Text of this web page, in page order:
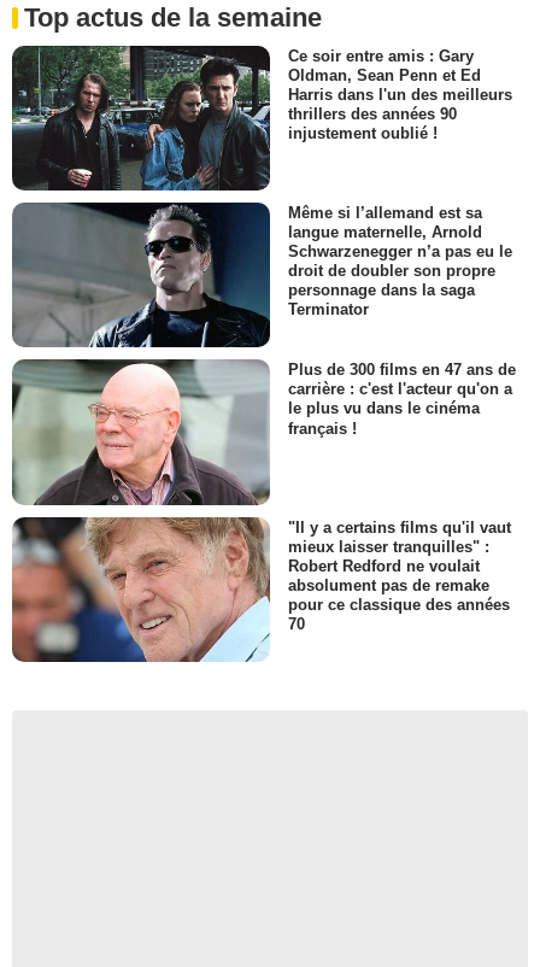
Top actus de la semaine
Ce soir entre amis : Gary
Oldman, Sean Penn et Ed
Harris dans l'un des meilleurs
thrillers des années 90
injustement oublié !
Même si l’allemand est sa
langue maternelle, Arnold
Schwarzenegger n’a pas eu le
droit de doubler son propre
personnage dans la saga
Terminator
Plus de 300 films en 47 ans de
carrière : c'est l'acteur qu'on a
le plus vu dans le cinéma
français !
"Il y a certains films qu'il vaut
mieux laisser tranquilles" :
Robert Redford ne voulait
absolument pas de remake
pour ce classique des années
70